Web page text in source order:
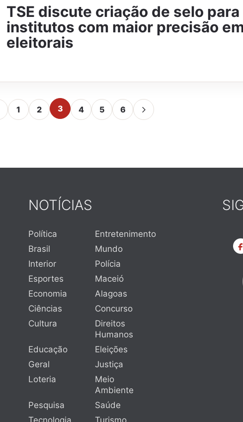
TSE discute criação de selo
institutos com maior precisão
eleitorais
1 2 3 4 5 6
NOTÍCIAS
Política
Entretenimento
Brasil
Mundo
Interior
Polícia
Esportes
Maceió
Economia
Alagoas
Ciências
Concurso
Cultura
Direitos
Humanos
Educação
Eleições
Geral
Justiça
Loteria
Meio
Ambiente
Pesquisa
Saúde
Tecnologia
Turismo